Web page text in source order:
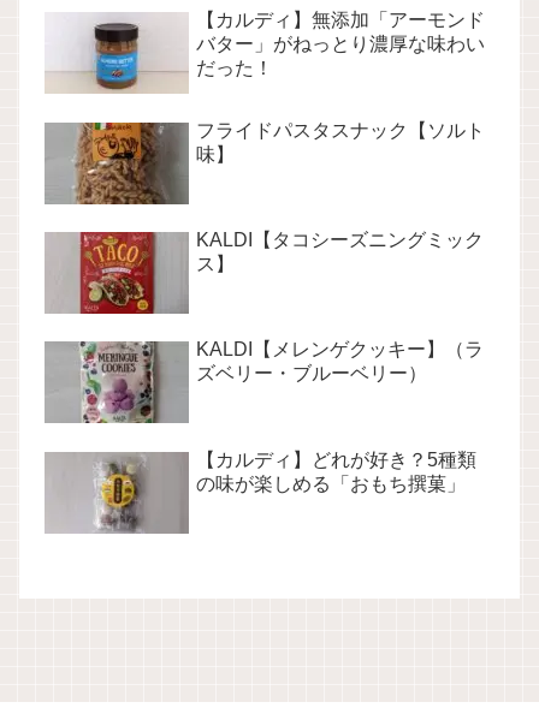
【カルディ】無添加「アーモンド
バター」がねっとり濃厚な味わい
だった！
フライドパスタスナック【ソルト
味】
KALDI【タコシーズニングミック
ス】
KALDI【メレンゲクッキー】（ラ
ズベリー・ブルーベリー）
【カルディ】どれが好き？5種類
の味が楽しめる「おもち撰菓」